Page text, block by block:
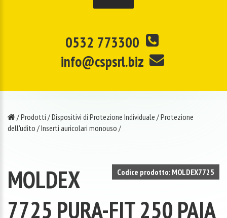
0532 773300
info@cspsrl.biz
/Prodotti /Dispositivi di Protezione Individuale /Protezione
dell'udito /Inserti auricolari monouso /
Codice prodotto: MOLDEX7725
MOLDEX
7725 PURA-FIT 250 PAIA